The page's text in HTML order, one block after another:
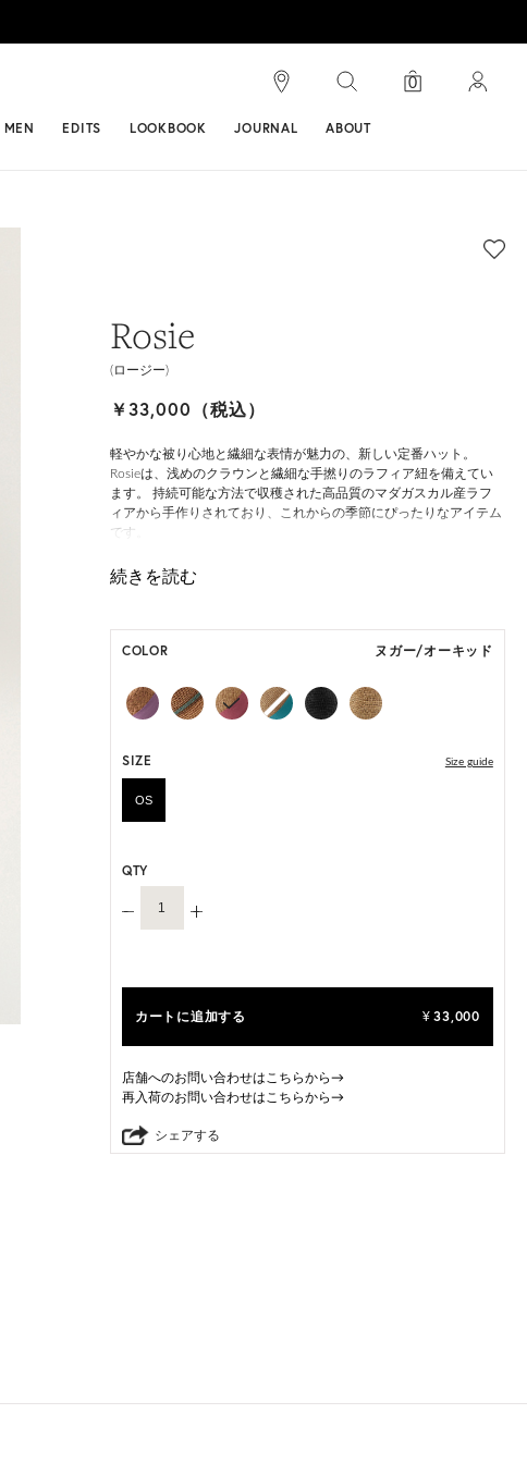
0
MEN EDITS LOOKBOOK JOURNAL ABOUT
Rosie
(ロージー)
￥33,000（税込）
軽やかな被り心地と繊細な表情が魅力の、新しい定番ハット。
Rosieは、浅めのクラウンと繊細な手撚りのラフィア紐を備えてい
ます。 持続可能な方法で収穫された高品質のマダガスカル産ラフ
ィアから手作りされており、これからの季節にぴったりなアイテム
です。
ONE SIZE展開の商品:ONE SIZE 57.5cm
*天然素材を用いたハンドメイドのため、サイズ・色には個体差が
ございます。
HAT BOX(有償 GIFT BOX）対象商品
COLOR ヌガー/オーキッド
SIZE Size guide
OS
QTY
カートに追加する ¥ 33,000
店舗へのお問い合わせはこちらから→
再入荷のお問い合わせはこちらから→
シェアする